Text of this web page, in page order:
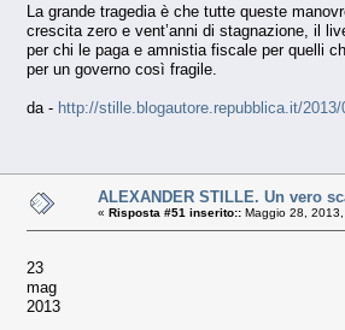
La grande tragedia è che tutte queste
crescita zero e vent’anni di stagnazione, il
per chi le paga e amnistia fiscale per quelli
per un governo così fragile.
da - http://stille.blogautore.repubblica.it/
ALEXANDER STILLE. Un vero
« Risposta #51 inserito:: Maggio 28,
23
mag
2013